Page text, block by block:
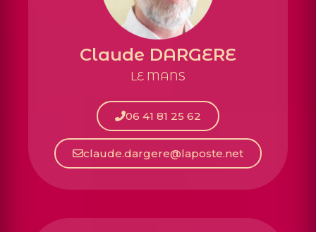
Claude DARGERE
LE MANS
06 41 81 25 62
claude.dargere@laposte.net